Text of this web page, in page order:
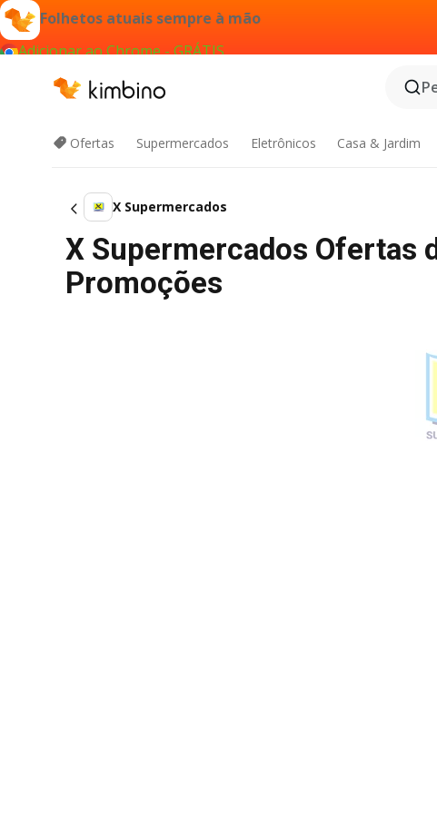
Folhetos atuais sempre à mão
Adicionar ao Chrome - GRÁTIS
Ofertas Supermercados Eletrônicos Casa & Jardim
X Supermercados
X Supermercados Ofertas
Promoções